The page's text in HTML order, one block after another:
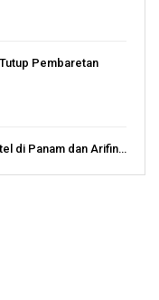
Pembaretan
di Panam dan Arifin…